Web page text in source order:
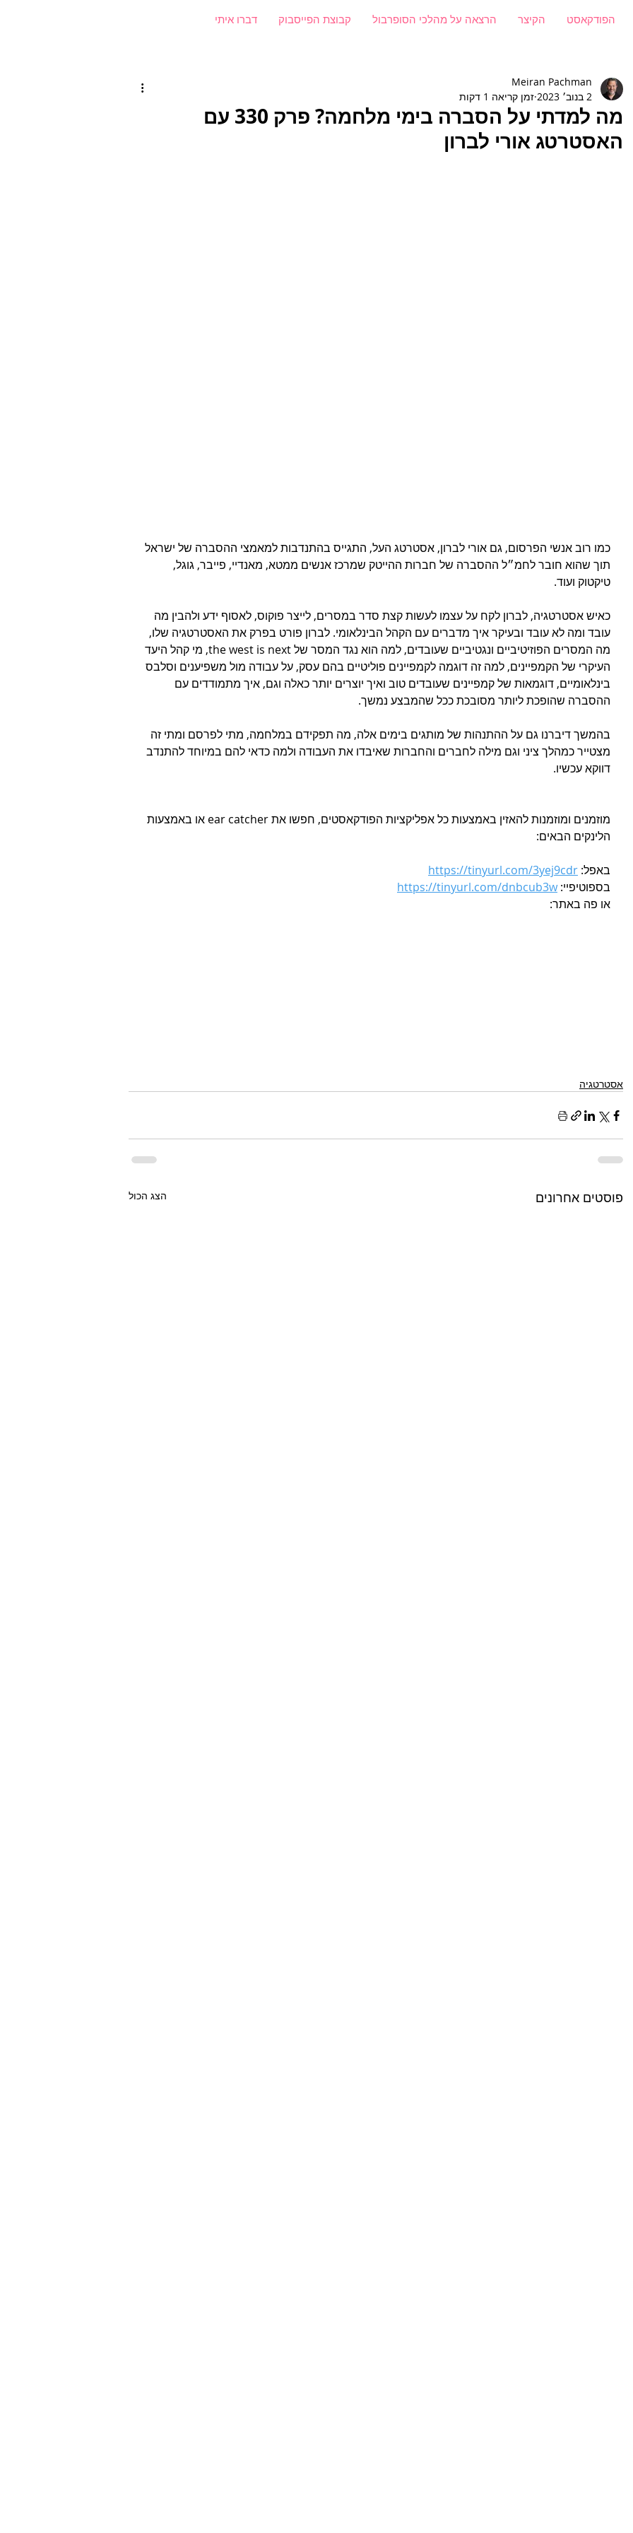
דברו איתי קבוצת הפייסבוק הרצאה על מהלכי הסופרבול הקיצר הפודקאסט
מה למדתי על הסברה בימי מלחמה? פרק 330 עם
האסטרטג אורי לברון
Meiran Pachman
2 בנוב׳ 2023
זמן קריאה 1 דקות
כמו רוב אנשי הפרסום, גם אורי לברון, אסטרטג העל, התגייס בהתנדבות למאמצי ההסברה של ישראל
תוך שהוא חובר לחמ״ל ההסברה של חברות ההייטק שמרכז אנשים ממטא, מאנדיי, פייבר, גוגל,
טיקטוק ועוד.
כאיש אסטרטגיה, לברון לקח על עצמו לעשות קצת סדר במסרים, לייצר פוקוס, לאסוף ידע ולהבין מה
עובד ומה לא עובד ובעיקר איך מדברים עם הקהל הבינלאומי. לברון פורט בפרק את האסטרטגיה שלו,
מה המסרים הפוזיטיביים ונגטיביים שעובדים, למה הוא נגד המסר של the west is next, מי קהל היעד
העיקרי של הקמפיינים, למה זה דוגמה לקמפיינים פוליטיים בהם עסק, על עבודה מול משפיענים וסלבס
בינלאומיים, דוגמאות של קמפיינים שעובדים טוב ואיך יוצרים יותר כאלה וגם, איך מתמודדים עם
ההסברה שהופכת ליותר מסובכת ככל שהמבצע נמשך.
בהמשך דיברנו גם על ההתנהות של מותגים בימים אלה, מה תפקידם במלחמה, מתי לפרסם ומתי זה
מצטייר כמהלך ציני וגם מילה לחברים והחברות שאיבדו את העבודה ולמה כדאי להם במיוחד להתנדב
דווקא עכשיו.
מוזמנים ומוזמנות להאזין באמצעות כל אפליקציות הפודקאסטים, חפשו את ear catcher או באמצעות
הלינקים הבאים:
באפל: https://tinyurl.com/3yej9cdr
בספוטיפיי: https://tinyurl.com/dnbcub3w
או פה באתר:
אסטרטגיה
פוסטים אחרונים הצג הכול